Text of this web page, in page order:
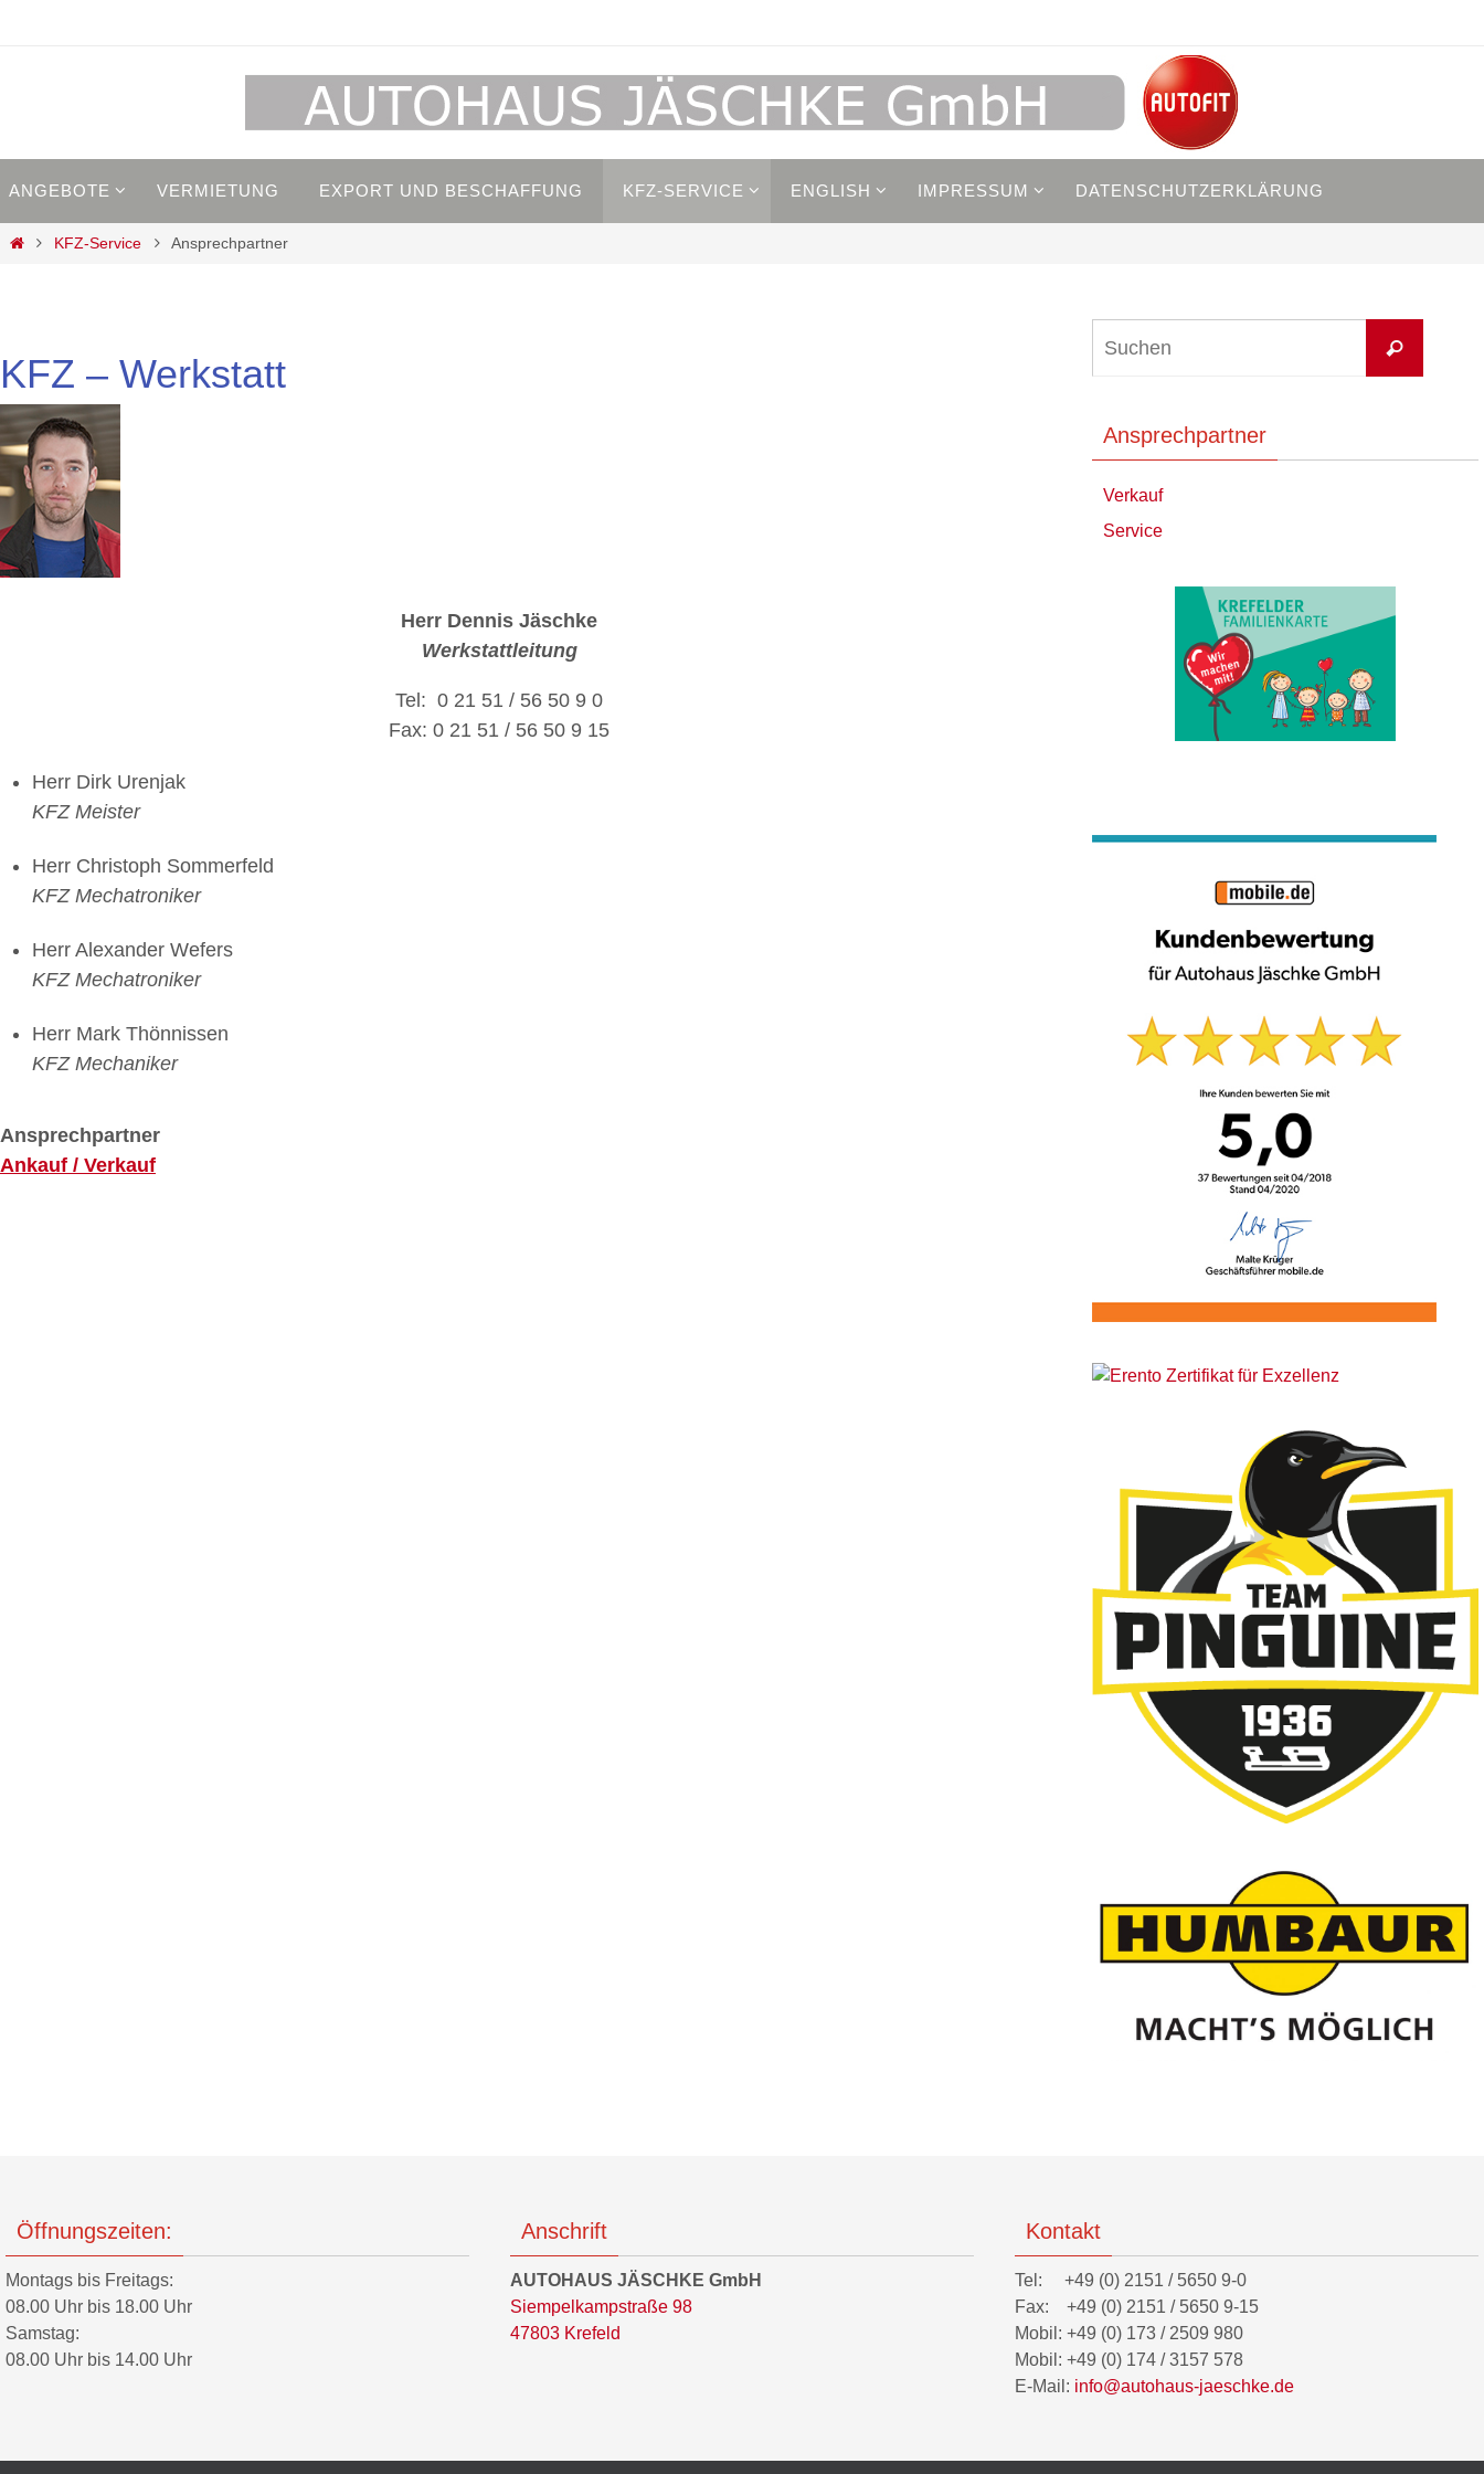
Inhalt
ANGEBOTE VERMIETUNG EXPORT UND BESCHAFFUNG KFZ-SERVICE ENGLISH IMPRESSUM DATENSCHUTZERKLÄRUNG
StartKFZ-Service Ansprechpartner
KFZ – Werkstatt
Herr Dennis Jäschke
Werkstattleitung
Tel: 0 21 51 / 56 50 9 0
Fax: 0 21 51 / 56 50 9 15
Herr Dirk Urenjak
KFZ Meister
Herr Christoph Sommerfeld
KFZ Mechatroniker
Herr Alexander Wefers
KFZ Mechatroniker
Herr Mark Thönnissen
KFZ Mechaniker
Ansprechpartner
Ankauf / Verkauf
Suchen
Ansprechpartner
Verkauf
Service
Öffnungszeiten:
Montags bis Freitags:
08.00 Uhr bis 18.00 Uhr
Samstag:
08.00 Uhr bis 14.00 Uhr
Anschrift
AUTOHAUS JÄSCHKE GmbH
Siempelkampstraße 98
47803 Krefeld
Kontakt
Tel: +49 (0) 2151 / 5650 9-0
Fax: +49 (0) 2151 / 5650 9-15
Mobil: +49 (0) 173 / 2509 980
Mobil: +49 (0) 174 / 3157 578
E-Mail: info@autohaus-jaeschke.de